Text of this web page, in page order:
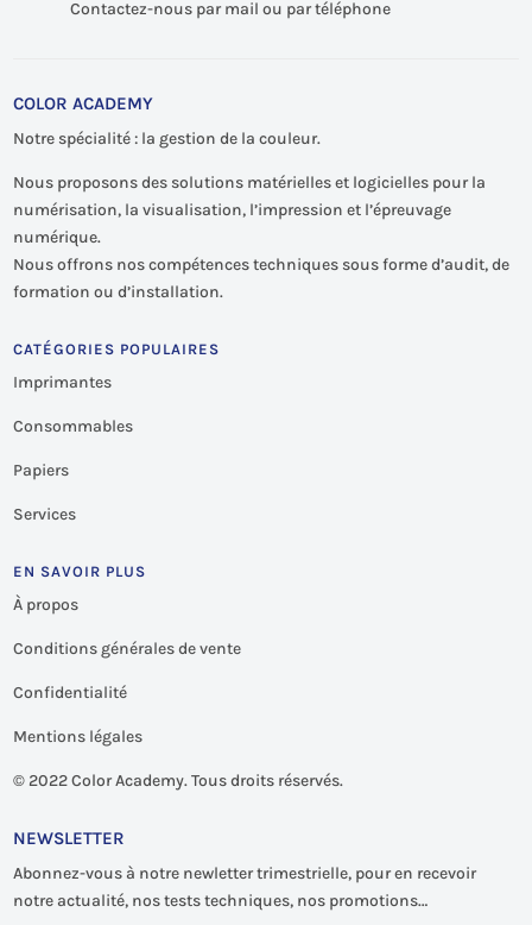
Contactez-nous par mail ou par téléphone
COLOR ACADEMY
Notre spécialité : la gestion de la couleur.
Nous proposons des solutions matérielles et logicielles pour la
numérisation, la visualisation, l’impression et l’épreuvage
numérique.
Nous offrons nos compétences techniques sous forme d’audit, de
formation ou d’installation.
CATÉGORIES POPULAIRES
Imprimantes
Consommables
Papiers
Services
EN SAVOIR PLUS
À propos
Conditions générales de vente
Confidentialité
Mentions légales
© 2022 Color Academy. Tous droits réservés.
NEWSLETTER
Abonnez-vous à notre newletter trimestrielle, pour en recevoir
notre actualité, nos tests techniques, nos promotions…